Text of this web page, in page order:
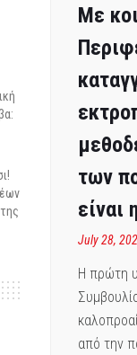
Με
των
είναι
July 28,
Η πρώτη
από την